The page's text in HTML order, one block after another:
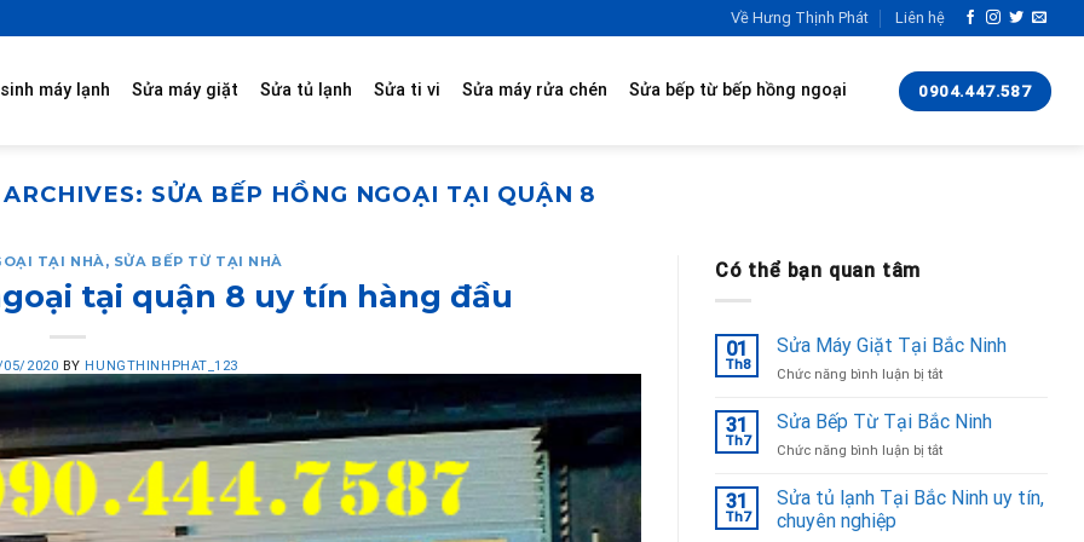
Về Hưng Thịnh Phát Liên hệ
máy lạnh Sửa máy giặt Sửa tủ lạnh Sửa ti vi Sửa máy rửa chén Sửa bếp từ bếp hồng ngoại 0904.447.587
SỬA BẾP HỒNG NGOẠI TẠI QUẬN 8
TẠI NHÀ, SỬA BẾP TỪ TẠI NHÀ
tại quận 8 uy tín hàng đầu
05/2020 BY HUNGTHINHPHAT_123
Có thể bạn quan tâm
01
Th8
Sửa Máy Giặt Tại Bắc Ninh
Chức năng bình luận bị tắtở
Máy
Tại
Ninh
31
Th7
Sửa Bếp Từ Tại Bắc Ninh
Chức năng bình luận bị tắtở
Bếp
31
Th7
Sửa tủ lạnh Tại Bắc Ninh uy tín,
chuyên nghiệp